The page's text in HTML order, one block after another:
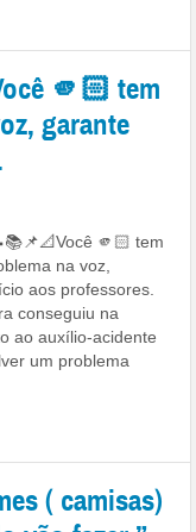
🫵🏻 tem
garante
🫵🏻 tem
na voz,
aos professores.
conseguiu na
ao auxílio-acidente
um problema
( camisas)